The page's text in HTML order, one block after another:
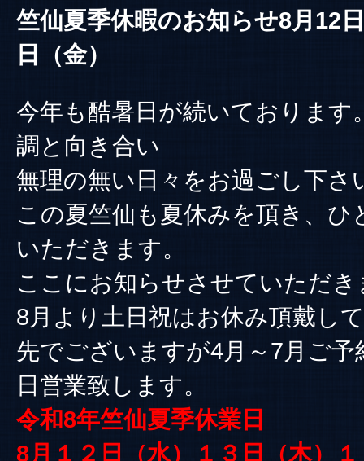
竺仙夏季休暇のお知らせ8月12
日（金）
今年も酷暑日が続いております
調と向き合い
無理の無い日々をお過ごし下さ
この夏竺仙も夏休みを頂き、ひ
いただきます。
ここにお知らせさせていただき
8月より土日祝はお休み頂戴し
先でございますが4月～7月ご予
日営業致します。
令和8年竺仙夏季休業日
8月１２日（水）１３日（木）